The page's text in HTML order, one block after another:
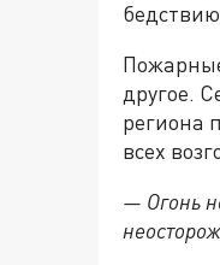
другое.
региона
всех
— Огонь